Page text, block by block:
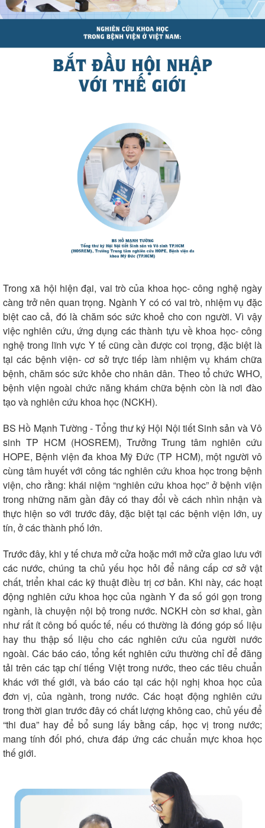
Thế giới
Quan sát
Cuộc sống đó đây
Hồ sơ
Multimedia
Video
Ảnh
E-Magazine
Infographic
Trong xã hội hiện đại, vai trò của khoa học- công nghệ ngày
càng trở nên quan trọng. Ngành Y có có vai trò, nhiệm vụ đặc
biệt cao cả, đó là chăm sóc sức khoẻ cho con người. Vì vậy
việc nghiên cứu, ứng dụng các thành tựu về khoa học- công
nghệ trong lĩnh vực Y tế cũng cần được coi trọng, đặc biệt là
tại các bệnh viện- cơ sở trực tiếp làm nhiệm vụ khám chữa
bệnh, chăm sóc sức khỏe cho nhân dân. Theo tổ chức WHO,
bệnh viện ngoài chức năng khám chữa bệnh còn là nơi đào
tạo và nghiên cứu khoa học (NCKH).
BS Hồ Mạnh Tường - Tổng thư ký Hội Nội tiết Sinh sản và Vô
sinh TP HCM (HOSREM), Trưởng Trung tâm nghiên cứu
HOPE, Bệnh viện đa khoa Mỹ Đức (TP HCM), một người vô
cùng tâm huyết với công tác nghiên cứu khoa học trong bệnh
viện, cho rằng: khái niệm “nghiên cứu khoa học” ở bệnh viện
trong những năm gần đây có thay đổi về cách nhìn nhận và
thực hiện so với trước đây, đặc biệt tại các bệnh viện lớn, uy
tín, ở các thành phố lớn.
Trước đây, khi y tế chưa mở cửa hoặc mới mở cửa giao lưu với
các nước, chúng ta chủ yếu học hỏi để nâng cấp cơ sở vật
chất, triển khai các kỹ thuật điều trị cơ bản. Khi này, các hoạt
động nghiên cứu khoa học của ngành Y đa số gói gọn trong
ngành, là chuyện nội bộ trong nước. NCKH còn sơ khai, gần
như rất ít công bố quốc tế, nếu có thường là đóng góp số liệu
hay thu thập số liệu cho các nghiên cứu của người nước
ngoài. Các báo cáo, tổng kết nghiên cứu thường chỉ để đăng
tải trên các tạp chí tiếng Việt trong nước, theo các tiêu chuẩn
khác với thế giới, và báo cáo tại các hội nghị khoa học của
đơn vị, của ngành, trong nước. Các hoạt động nghiên cứu
trong thời gian trước đây có chất lượng không cao, chủ yếu để
“thi đua” hay để bổ sung lấy bằng cấp, học vị trong nước;
mang tính đối phó, chưa đáp ứng các chuẩn mực khoa học
thế giới.